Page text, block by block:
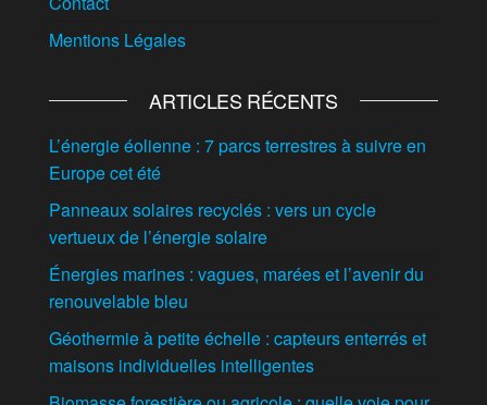
Mentions Légales
ARTICLES RÉCENTS
L’énergie éolienne : 7 parcs terrestres à suivre en
Europe cet été
Panneaux solaires recyclés : vers un cycle
vertueux de l’énergie solaire
Énergies marines : vagues, marées et l’avenir du
renouvelable bleu
Géothermie à petite échelle : capteurs enterrés et
maisons individuelles intelligentes